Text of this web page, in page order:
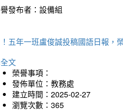
發布者：設備組
五年一班盧俊誠投稿國語日報，
文
榮譽事項：
發佈單位：教務處
建立時間：2025-02-27
瀏覽次數：365